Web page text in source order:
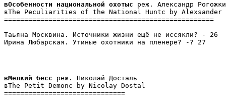
вОсобенности национальной охотыс реж. Александр
вThe Peculiarities of the National Huntс by Alexsander
====================================================
Таьяна Москвина. Источники жизни ещё не иссякли? - 26
Ирина Любарская. Утиные охотники на пленере? -? 27
вМелкий бесс реж. Николай Досталь
вThe Petit Demonс by Nicolay Dostal
==============================